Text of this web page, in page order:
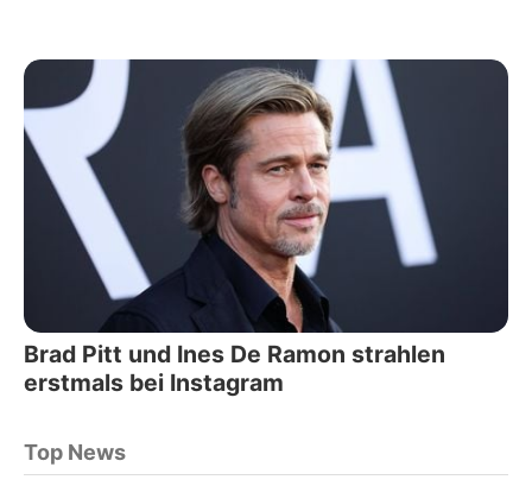
Brad Pitt und Ines De Ramon strahlen
erstmals bei Instagram
Top News